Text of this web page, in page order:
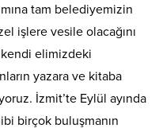
tam belediyemizin
işlere vesile olacağını
kendi elimizdeki
yazara ve kitaba
İzmit’te Eylül ayında
birçok buluşmanın